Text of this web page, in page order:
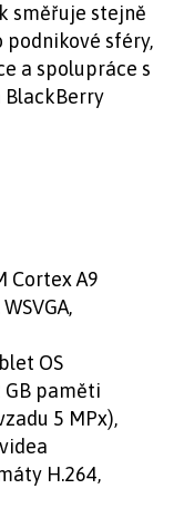
směřuje stejně
sféry,
a spolupráce s
Cortex A9
OS
GB paměti
5 MPx),
H.264,